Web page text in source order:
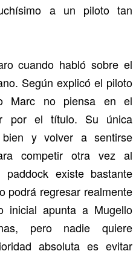
a un piloto tan
cuando habló sobre el
Según explicó el piloto
Marc no piensa en el
por el título. Su única
bien y volver a sentirse
competir otra vez al
existe bastante
podrá regresar realmente
inicial apunta a Mugello
pero nadie quiere
absoluta es evitar